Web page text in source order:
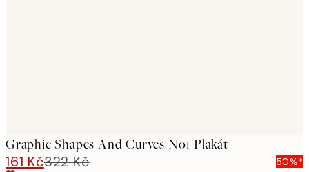
Graphic Shapes And Curves No1 Plakát
161 Kč322 Kč 50%*